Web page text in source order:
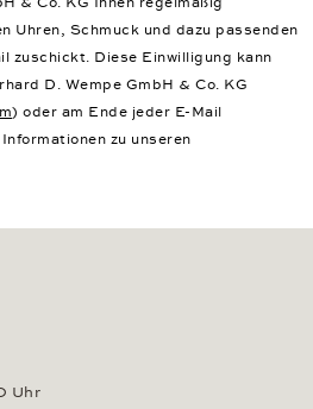
Uhren, Schmuck und dazu passenden
zuschickt. Diese Einwilligung kann
D. Wempe GmbH & Co. KG
) oder am Ende jeder E-Mail
zu unseren
Uhr